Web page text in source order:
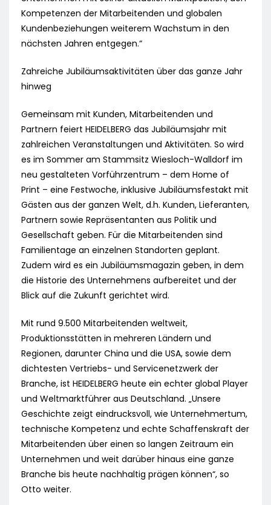
Kompetenzen der Mitarbeitenden und globalen
Kundenbeziehungen weiterem Wachstum in den
nächsten Jahren entgegen.“
Zahreiche Jubiläumsaktivitäten über das ganze Jahr
hinweg
Gemeinsam mit Kunden, Mitarbeitenden und
Partnern feiert HEIDELBERG das Jubiläumsjahr mit
zahlreichen Veranstaltungen und Aktivitäten. So wird
es im Sommer am Stammsitz Wiesloch-Walldorf im
neu gestalteten Vorführzentrum – dem Home of
Print – eine Festwoche, inklusive Jubiläumsfestakt mit
Gästen aus der ganzen Welt, d.h. Kunden, Lieferanten,
Partnern sowie Repräsentanten aus Politik und
Gesellschaft geben. Für die Mitarbeitenden sind
Familientage an einzelnen Standorten geplant.
Zudem wird es ein Jubiläumsmagazin geben, in dem
die Historie des Unternehmens aufbereitet und der
Blick auf die Zukunft gerichtet wird.
Mit rund 9.500 Mitarbeitenden weltweit,
Produktionsstätten in mehreren Ländern und
Regionen, darunter China und die USA, sowie dem
dichtesten Vertriebs- und Servicenetzwerk der
Branche, ist HEIDELBERG heute ein echter global Player
und Weltmarktführer aus Deutschland. „Unsere
Geschichte zeigt eindrucksvoll, wie Unternehmertum,
technische Kompetenz und echte Schaffenskraft der
Mitarbeitenden über einen so langen Zeitraum ein
Unternehmen und weit darüber hinaus eine ganze
Branche bis heute nachhaltig prägen können“, so
Otto weiter.